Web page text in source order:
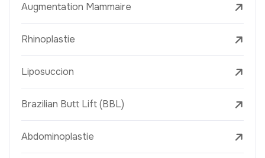
Augmentation Mammaire
Rhinoplastie
Liposuccion
Brazilian Butt Lift (BBL)
Abdominoplastie